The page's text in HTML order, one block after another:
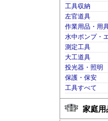
工具収納
左官道具
作業用品・用
水中ポンプ・
測定工具
大工道具
投光器・照明
保護・保安
工具すべて
家庭用